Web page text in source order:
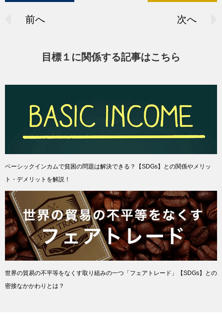
前へ 次へ
目標１に関係する記事はこちら
ベーシックインカムで貧困の問題は解決できる？【SDGs】との関係やメリッ
ト・デメリットを解説！
世界の貿易の不平等をなくす取り組みの一つ「フェアトレード」【SDGs】との
密接なかかわりとは？